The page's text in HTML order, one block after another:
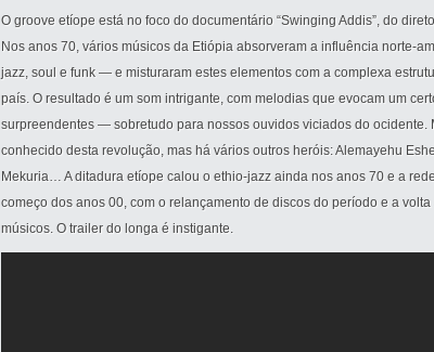
O groove etíope está no foco do documentário “Swinging Addis”, do
Nos anos 70, vários músicos da Etiópia absorveram a influência norte-
jazz, soul e funk — e misturaram estes elementos com a complexa
país. O resultado é um som intrigante, com melodias que evocam um
surpreendentes — sobretudo para nossos ouvidos viciados do ocidente.
conhecido desta revolução, mas há vários outros heróis: Alemayehu
Mekuria… A ditadura etíope calou o ethio-jazz ainda nos anos 70 e a
começo dos anos 00, com o relançamento de discos do período e a
músicos. O trailer do longa é instigante.